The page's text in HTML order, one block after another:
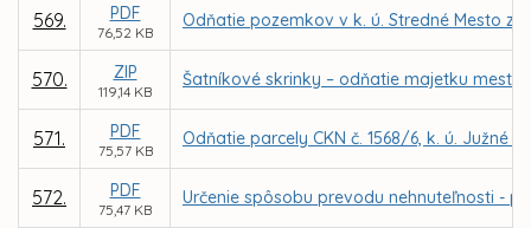
569. PDF
76,52 KB
Odňatie pozemkov v k. ú. Stredné Mesto
570. ZIP
119,14 KB
Šatníkové skrinky – odňatie majetku mesta
571. PDF
75,57 KB
Odňatie parcely CKN č. 1568/6, k. ú. Južné
572. PDF
75,47 KB
Určenie spôsobu prevodu nehnuteľnosti -